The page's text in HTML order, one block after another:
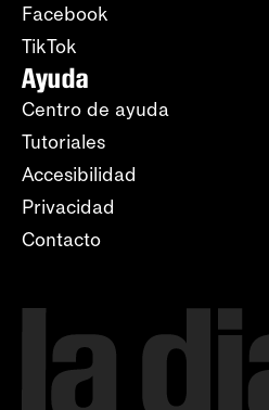
Facebook
TikTok
Ayuda
Centro de ayuda
Tutoriales
Accesibilidad
Privacidad
Contacto